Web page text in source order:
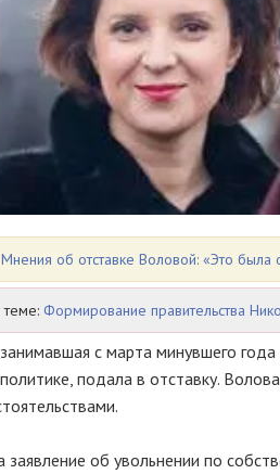
Мнения об отставке Воловой: «Это
теме: Формирование правительства
с марта минувшего
подала в отставку.
заявление об увольнении по